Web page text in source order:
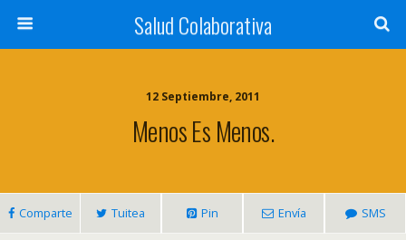
Salud Colaborativa
12 Septiembre, 2011
Menos Es Menos.
Comparte Tuitea Pin Envía SMS